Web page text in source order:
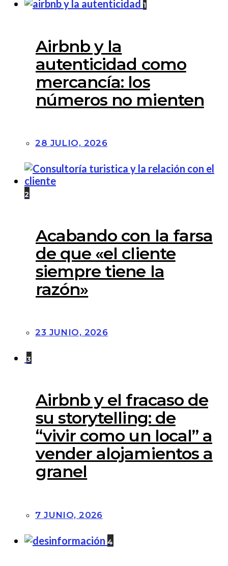
1
Airbnb y la
autenticidad como
mercancía: los
números no mienten
28 JULIO, 2026
2
Acabando con la farsa
de que «el cliente
siempre tiene la
razón»
23 JUNIO, 2026
3
Airbnb y el fracaso de
su storytelling: de
“vivir como un local” a
vender alojamientos a
granel
7 JUNIO, 2026
4